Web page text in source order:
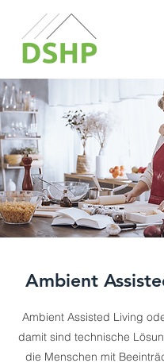
Ambient
Ambient Assisted Living
damit sind technische
die Menschen mit